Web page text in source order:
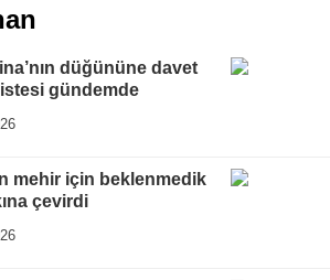
düğününe davet
gündemde
mehir için beklenmedik
çevirdi